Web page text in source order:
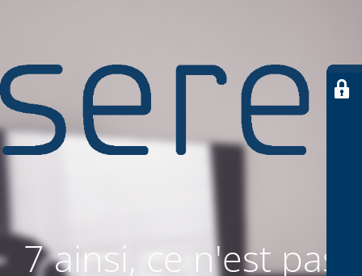
7 ainsi, ce n'est pas